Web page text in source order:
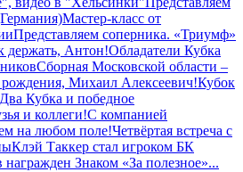
Мастер-класс от
Представляем соперника. «Триумф»
держать, Антон!Обладатели Кубка
Сборная Московской области –
Михаил Алексеевич!Кубок
Два Кубка и победное
и коллеги!С компанией
на любом поле!Четвёртая встреча с
Клэй Таккер стал игроком БК
Знаком «За полезное»...